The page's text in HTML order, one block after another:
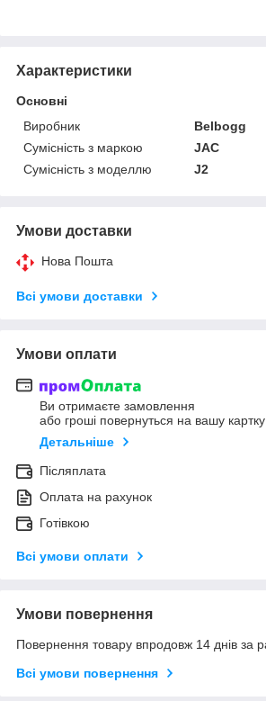
Характеристики
Основні
Виробник
Belbogg
Сумісність з маркою
JAC
Сумісність з моделлю
J2
Умови доставки
Нова Пошта
Всі умови доставки
Умови оплати
Ви отримаєте замовлення
або гроші повернуться на вашу картку
Детальніше
Післяплата
Оплата на рахунок
Готівкою
Всі умови оплати
Умови повернення
Повернення товару впродовж 14 днів за
Всі умови повернення